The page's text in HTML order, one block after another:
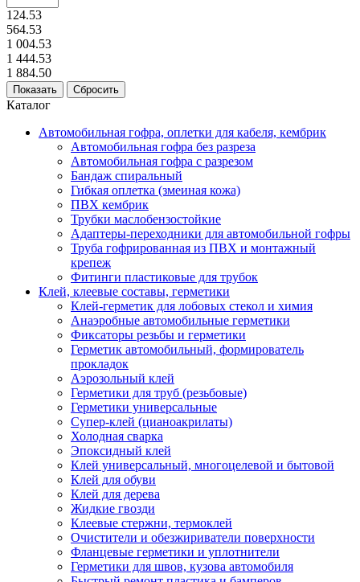
124.53
564.53
1 004.53
1 444.53
1 884.50
Каталог
Автомобильная гофра, оплетки для кабеля, кембрик
Автомобильная гофра без разреза
Автомобильная гофра с разрезом
Бандаж спиральный
Гибкая оплетка (змеиная кожа)
ПВХ кембрик
Трубки маслобензостойкие
Адаптеры-переходники для автомобильной гофры
Труба гофрированная из ПВХ и монтажный
крепеж
Фитинги пластиковые для трубок
Клей, клеевые составы, герметики
Клей-герметик для лобовых стекол и химия
Анаэробные автомобильные герметики
Фиксаторы резьбы и герметики
Герметик автомобильный, формирователь
прокладок
Аэрозольный клей
Герметики для труб (резьбовые)
Герметики универсальные
Супер-клей (цианоакрилаты)
Холодная сварка
Эпоксидный клей
Клей универсальный, многоцелевой и бытовой
Клей для обуви
Клей для дерева
Жидкие гвозди
Клеевые стержни, термоклей
Очистители и обезжириватели поверхности
Фланцевые герметики и уплотнители
Герметики для швов, кузова автомобиля